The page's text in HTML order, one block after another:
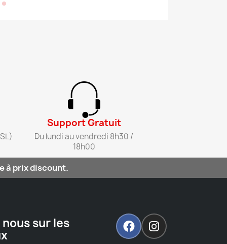
Support Gratuit​
Du lundi au vendredi 8h30 /
18h00​
à prix discount.
sur les